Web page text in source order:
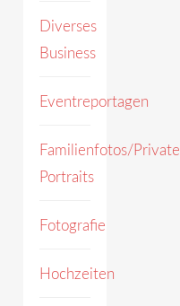
Diverses
Business
Eventreportagen
Familienfotos/Private
Portraits
Fotografie
Hochzeiten